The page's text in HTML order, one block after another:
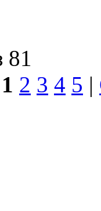
81
1 2 3 4 5 |